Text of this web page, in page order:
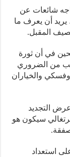
شائعات عن
أن يعرف ما
المقبل.
في أن ثورة
من الضروري
والخياران
التجديد
سيكون هو
استعداد